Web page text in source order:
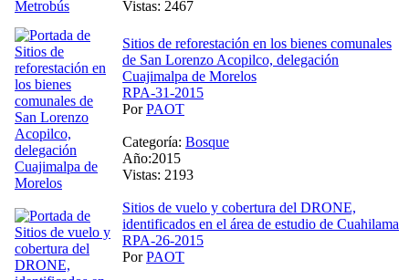
Vistas: 2467
Sitios de reforestación en los bienes comunales
de San Lorenzo Acopilco, delegación
Cuajimalpa de Morelos
RPA-31-2015
PorPAOT
Categoría: Bosque
Año:2015
Vistas: 2193
Sitios de vuelo y cobertura del DRONE,
identificados en el área de estudio de Cuahilama
RPA-26-2015
PorPAOT